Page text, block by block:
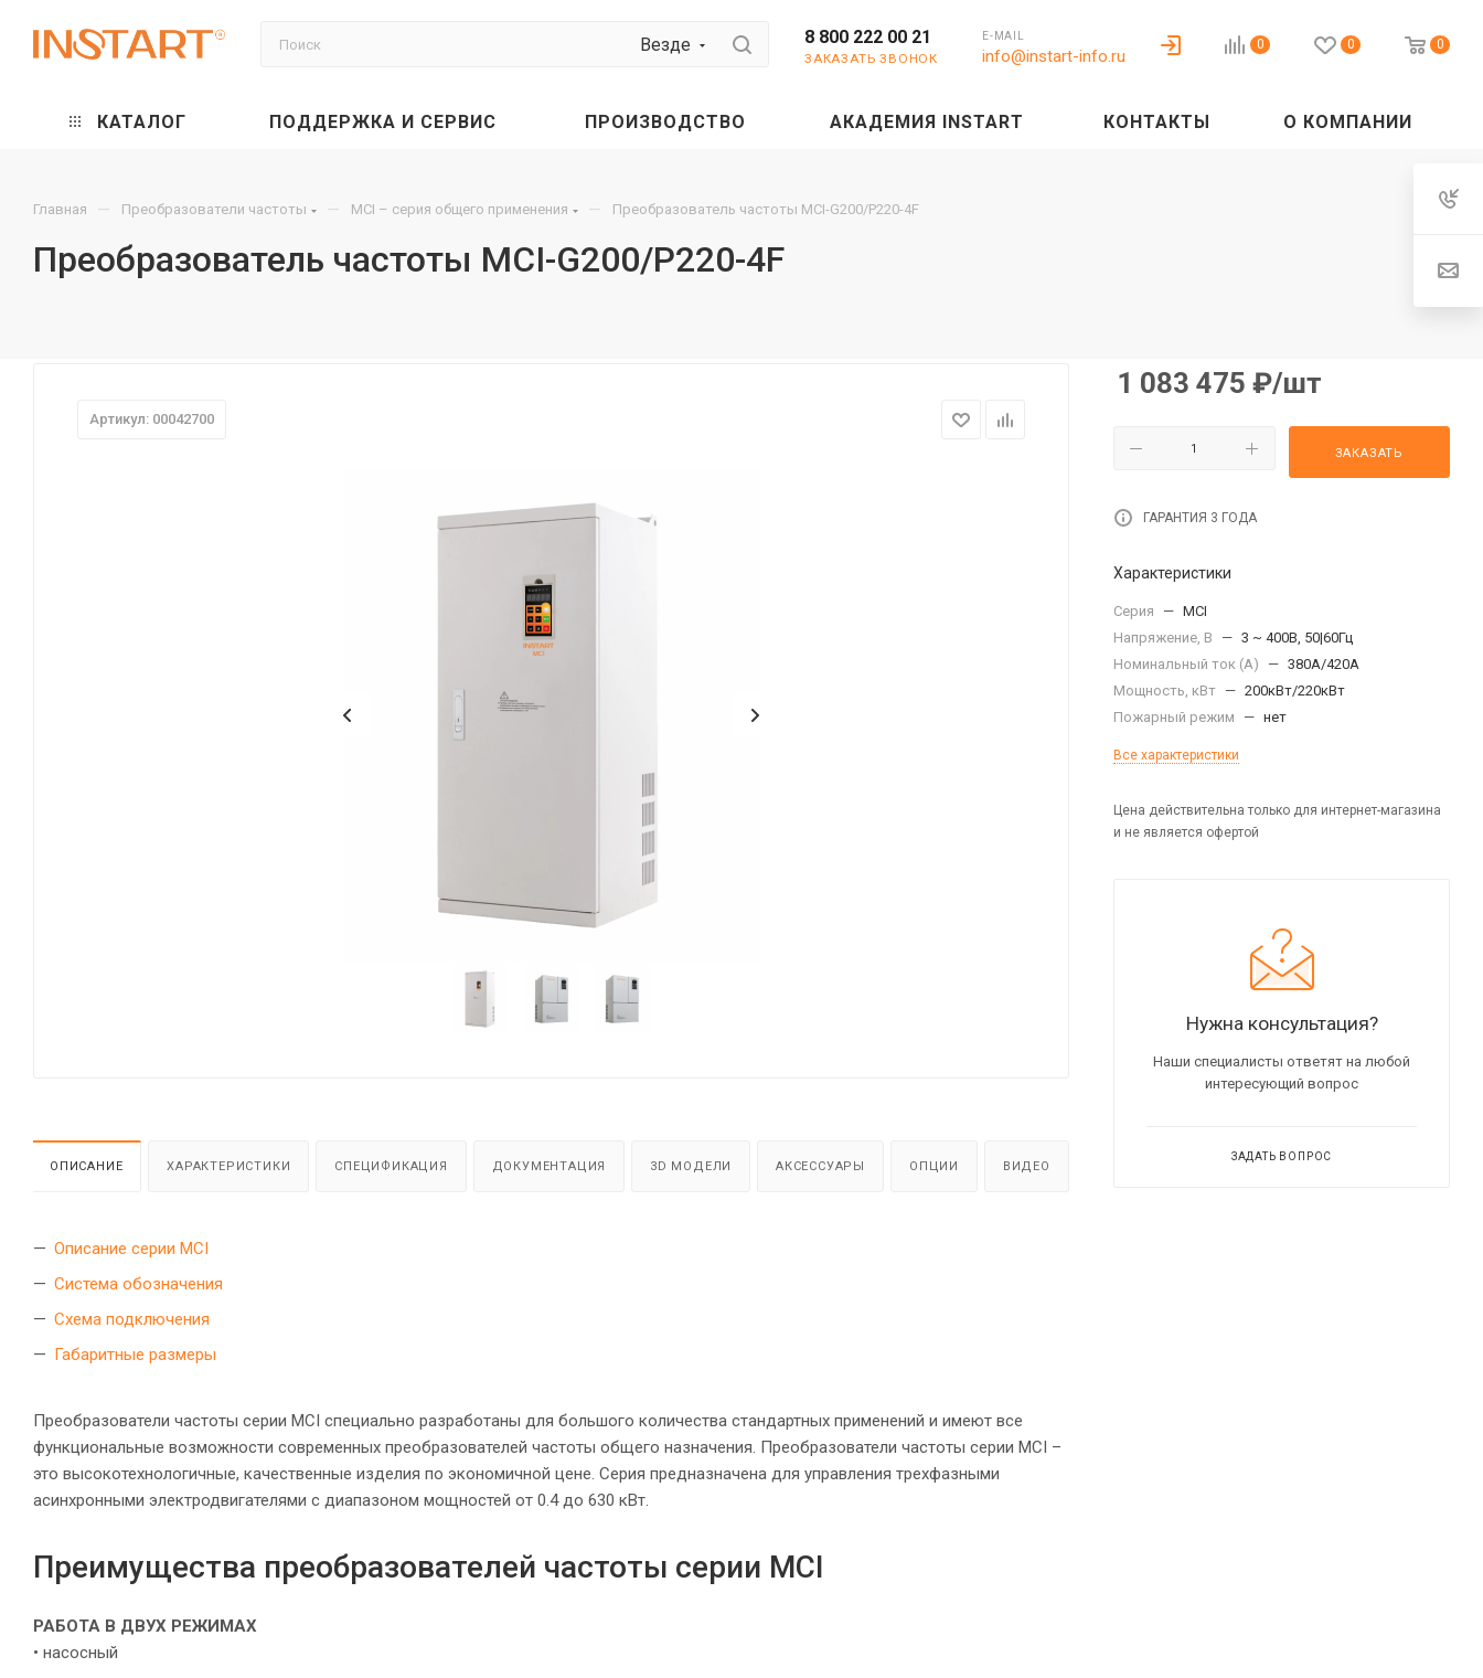
Везде 8 800 222 00 21
ЗАКАЗАТЬ ЗВОНОК
E-MAIL
info@instart-info.ru
0 0 0
КАТАЛОГ ПОДДЕРЖКА И СЕРВИС ПРОИЗВОДСТВО АКАДЕМИЯ INSTART КОНТАКТЫ О КОМПАНИИ
Главная — Преобразователи частоты — MCI – серия общего применения — Преобразователь частоты MCI-G200/P220-4F
Преобразователь частоты MCI-G200/P220-4F
Артикул: 00042700
ОПИСАНИЕ ХАРАКТЕРИСТИКИ СПЕЦИФИКАЦИЯ ДОКУМЕНТАЦИЯ 3D МОДЕЛИ АКСЕССУАРЫ ОПЦИИ ВИДЕО
Описание серии MCI
Система обозначения
Схема подключения
Габаритные размеры
Преобразователи частоты серии MCI специально разработаны для большого количества стандартных применений и имеют все
функциональные возможности современных преобразователей частоты общего назначения. Преобразователи частоты серии MCI –
это высокотехнологичные, качественные изделия по экономичной цене. Серия предназначена для управления трехфазными
асинхронными электродвигателями с диапазоном мощностей от 0.4 до 630 кВт.
Преимущества преобразователей частоты серии MCI
РАБОТА В ДВУХ РЕЖИМАХ
• насосный
1 083 475 ₽/шт
ЗАКАЗАТЬ
ГАРАНТИЯ 3 ГОДА
Характеристики
Серия — MCI
Напряжение, В
— 3 ~ 400В, 50|60Гц
Номинальный ток (А)
— 380А/420А
Мощность, кВт — 200кВт/220кВт
Пожарный режим
— нет
Все характеристики
Цена действительна только для интернет-магазина
и не является офертой
Нужна консультация?
Наши специалисты ответят на любой
интересующий вопрос
ЗАДАТЬ ВОПРОС